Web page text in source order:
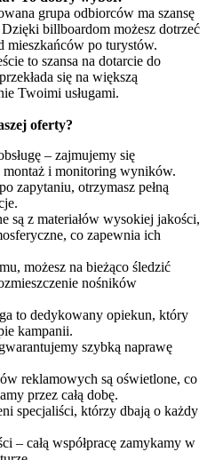
grupa odbiorców ma szansę
billboardom możesz dotrzeć
mieszkańców po turystów.
to szansa na dotarcie do
się na większą
Twoimi usługami.
oferty?
– zajmujemy się
i monitoring wyników.
zapytaniu, otrzymasz pełną
są z materiałów wysokiej jakości,
co zapewnia ich
możesz na bieżąco śledzić
nośników
to dedykowany opiekun, który
kampanii.
szybką naprawę
reklamowych są oświetlone, co
przez całą dobę.
specjaliści, którzy dbają o każdy
– całą współpracę zamykamy w